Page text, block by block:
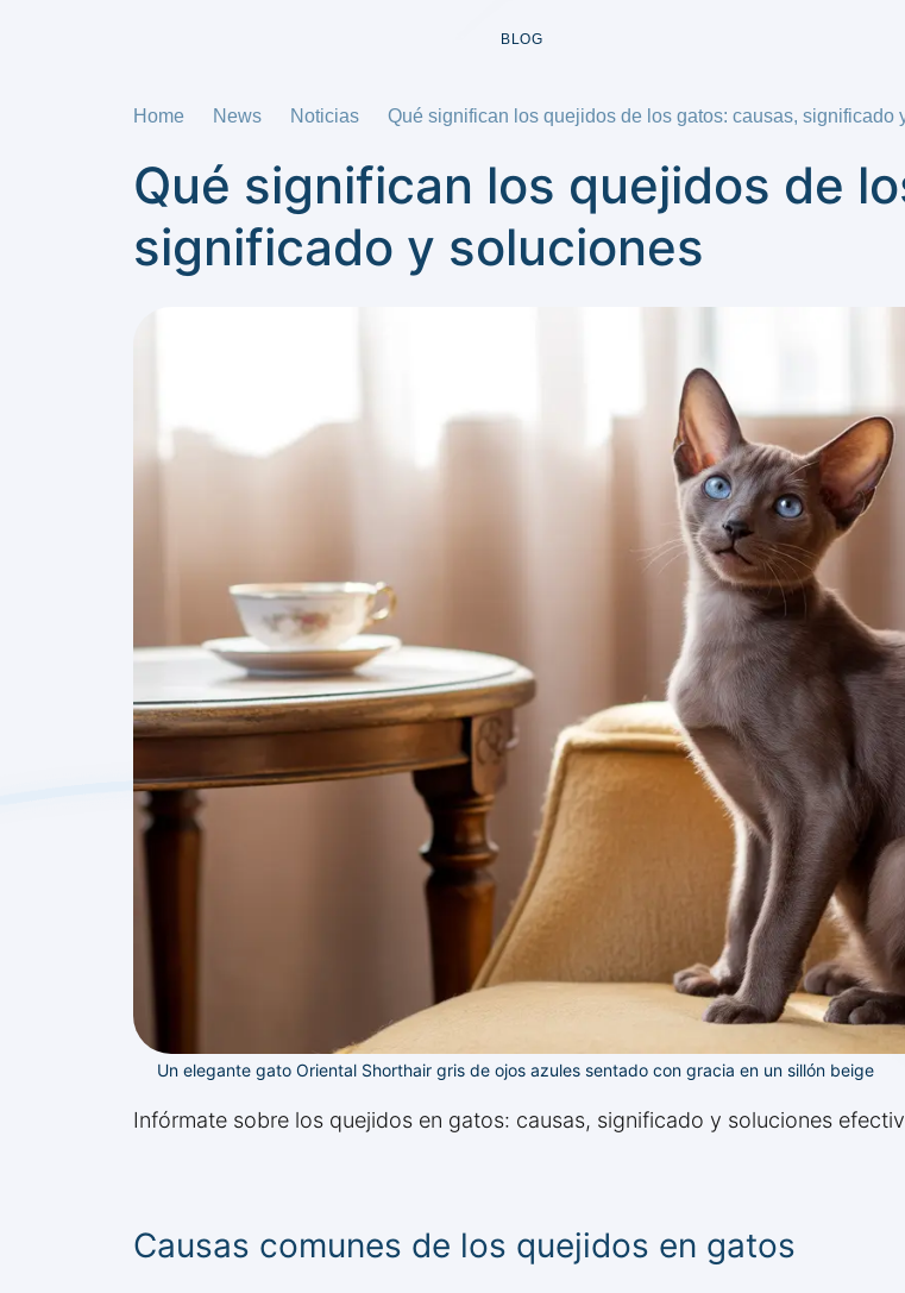
BLOG
Home News Noticias Qué significan los quejidos de los gatos: causas, significado
Qué significan los quejidos de
significado y soluciones
Un elegante gato Oriental Shorthair gris de ojos azules sentado con gracia en un sillón beige
Infórmate sobre los quejidos en gatos: causas, significado y soluciones
Causas comunes de los quejidos en gatos